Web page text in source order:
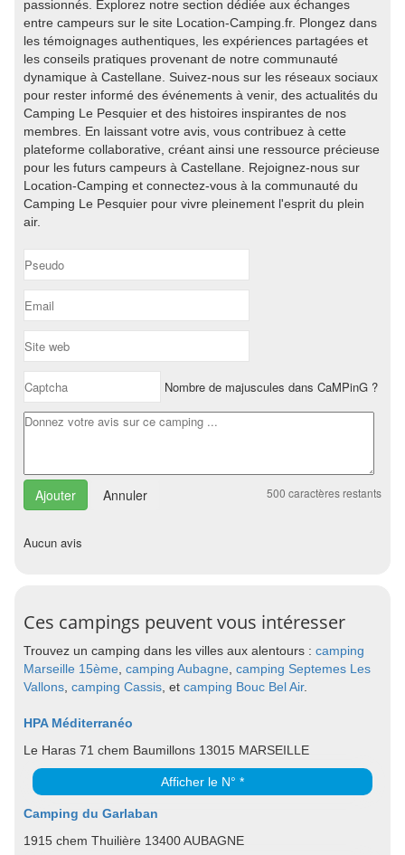
passionnés. Explorez notre section dédiée aux échanges
entre campeurs sur le site Location-Camping.fr. Plongez dans
les témoignages authentiques, les expériences partagées et
les conseils pratiques provenant de notre communauté
dynamique à Castellane. Suivez-nous sur les réseaux sociaux
pour rester informé des événements à venir, des actualités du
Camping Le Pesquier et des histoires inspirantes de nos
membres. En laissant votre avis, vous contribuez à cette
plateforme collaborative, créant ainsi une ressource précieuse
pour les futurs campeurs à Castellane. Rejoignez-nous sur
Location-Camping et connectez-vous à la communauté du
Camping Le Pesquier pour vivre pleinement l'esprit du plein
air.
Nombre de majuscules dans CaMPinG ?
Annuler 500 caractères restants
Aucun avis
Ces campings peuvent vous intéresser
Trouvez un camping dans les villes aux alentours : camping
Marseille 15ème camping Aubagne camping Septemes Les
Vallons camping Cassis , et camping Bouc Bel Air.
HPA Méditerranéo
Le Haras 71 chem Baumillons 13015 MARSEILLE
Afficher le N° *
Camping du Garlaban
1915 chem Thuilière 13400 AUBAGNE